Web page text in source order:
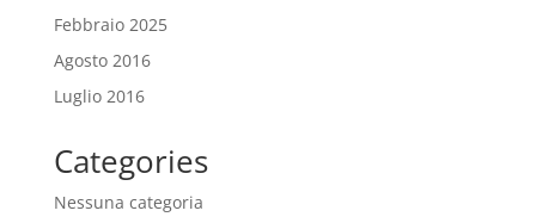
Febbraio 2025
Agosto 2016
Luglio 2016
Categories
Nessuna categoria